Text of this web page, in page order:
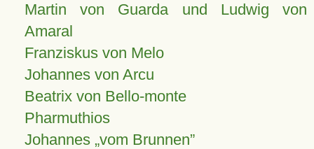
Martin von Guarda und Ludwig von
Amaral
Franziskus von Melo
Johannes von Arcu
Beatrix von Bello-monte
Pharmuthios
Johannes vom Brunnen